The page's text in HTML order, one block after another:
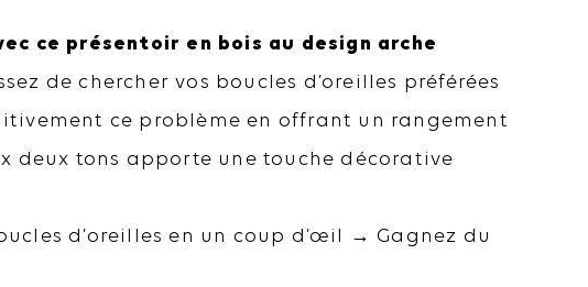
ce présentoir en bois au design arche
de chercher vos boucles d’oreilles préférées
ce problème en offrant un rangement
deux tons apporte une touche décorative
d’oreilles en un coup d’œil → Gagnez du